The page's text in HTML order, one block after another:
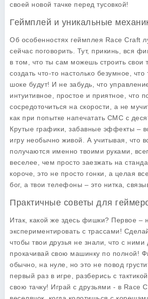
своей новой тачке перед тусовкой!
Геймплей и уникальные
Об особенностях геймплея Race Craft
сейчас поговорить. Тут, прикинь, вся
в том, что ты сам можешь строить
создать что-то настолько безумное, что
шоке будут! И не забудь, что
интуитивное, простое и приятное, что
сосредоточиться на скорости, а не
как при попытке напечатать СМС с
Крутые графики , забавные эффекты –
игру необычно живой. А учитывая, что
получаются именно твоими руками,
веселее, чем просто заезжать на
короче, это не просто гонки, а целая
бог, а твои телефоны – это нитка,
Практичные советы для
Итак, какой же здесь фишки? Первое –
экспериментировать с трассами!
чтобы твои друзья не знали, что с ними
прокачивай свою машинку по полной!
обычно, на нуле, но это не повод
первый раз в игре, разберись с
свою тачку! Играй с друзьями - в Race